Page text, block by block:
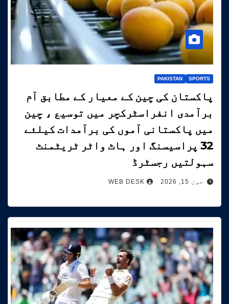
SPORTS
PAKISTAN
پاکستان کی چین کے معیار کے مطابق آم
برآمدی انفراسٹرکچر میں توسیع ، چین
میں پاکستانی آموں کی برآمدات کیلئے
32 پراسیسنگ اور ہاٹ واٹر ٹریٹمنٹ
سہولتیں رجسٹرڈ
جون 15, 2026 WEB DESK